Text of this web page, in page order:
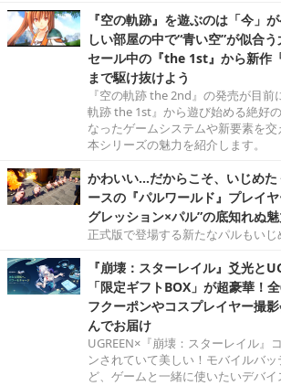
『空の軌跡』を遊ぶのは「今」
しい部屋の中で“青い空”が似合
セール中の『the 1st』から新作
まで駆け抜けよう
『空の軌跡 the 2nd』の発売が目
軌跡 the 1st』から遊び始める絶好
なったゲームシステムや新要素を
本シリーズの魅力を紹介します。
かわいい…だからこそ、いじめた
ースの『パルワールド』プレイ
グレッション×パル”の底知れぬ
正式版で登場する新たなパルもいじ
『崩壊：スターレイル』爻光と
「限定ギフトBOX」が超豪華！
フクーポンやコスプレイヤー撮
んでお届け
UGREEN×『崩壊：スターレイル』
ンされていて美しい！モバイルバ
ど、ゲームと一緒に使いたいデバイ